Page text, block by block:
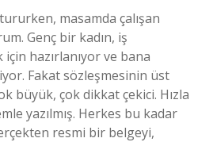
masamda çalışan
Genç bir kadın, iş
hazırlanıyor ve bana
Fakat sözleşmesinin üst
büyük, çok dikkat çekici. Hızla
yazılmış. Herkes bu kadar
resmi bir belgeyi,